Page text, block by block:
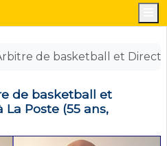
de basketball et
de basketball et
Poste (55 ans,